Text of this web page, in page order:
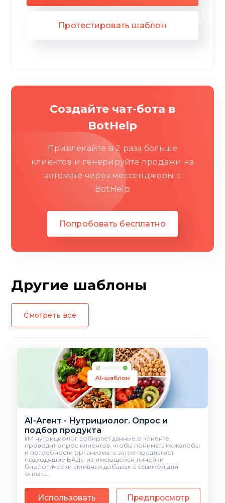
Протестировать шаблон
Создайте чат-бота в
BotHelp
Привлекайте в 2 раза больше
клиентов и генерируйте продажи на
автомате через мессенджеры c
BotHelp
Попробовать бесплатно
Другие шаблоны
Смотреть все
AI-Агент - Нутрициолог. Опрос и
подбор продукта
ИИ нутрициолог собирает данные о клиенте,
проводит опрос клиентов, чтобы понимать их жалобы
и потребности организма, а затем предлагает
подходящие БАДы из имеющейся линейки
биологически активных добавок с ссылкой для
оплаты.
Использовать Предпросмотр